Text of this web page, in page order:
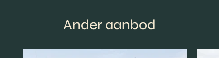
Ander aanbod